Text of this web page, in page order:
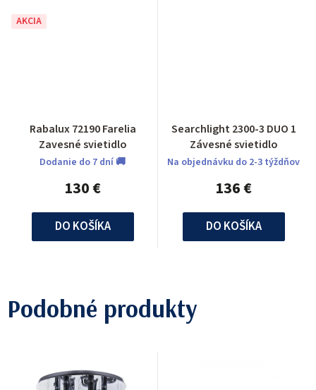
AKCIA
Rabalux 72190 Farelia
Zavesné svietidlo
Dodanie do 7 dní 🚚
130 €
DO KOŠÍKA
Searchlight 2300-3 DUO 1
Závesné svietidlo
Na objednávku do 2-3 týždňov
136 €
DO KOŠÍKA
Podobné produkty